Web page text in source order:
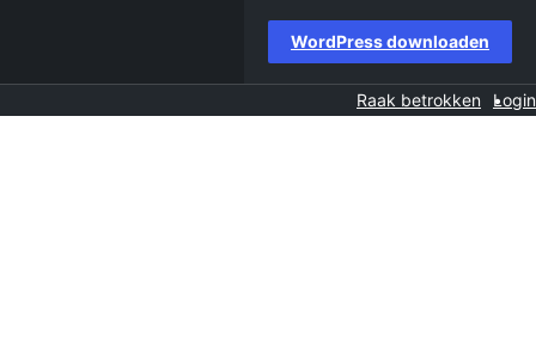
WordPress downloaden
Raak betrokken Login